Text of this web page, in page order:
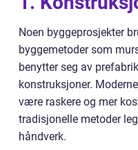
Noen byggeprosjekter
byggemetoder som
benytter seg av
konstruksjoner.
være raskere og mer
tradisjonelle metoder
håndverk.